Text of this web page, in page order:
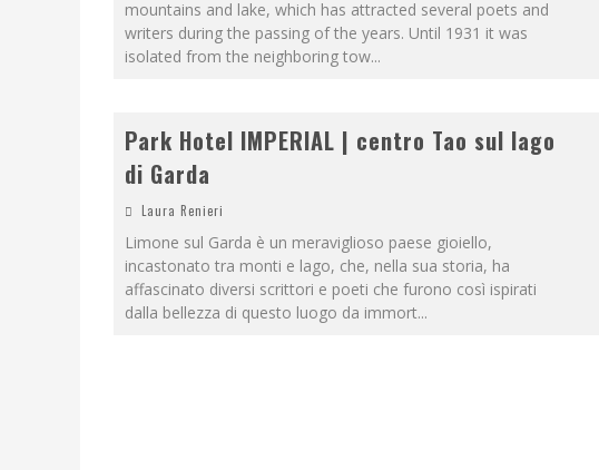
mountains and lake, which has attracted several poets and
writers during the passing of the years. Until 1931 it was
isolated from the neighboring tow...
Park Hotel IMPERIAL | centro Tao sul lago
di Garda
Laura Renieri
Limone sul Garda è un meraviglioso paese gioiello,
incastonato tra monti e lago, che, nella sua storia, ha
affascinato diversi scrittori e poeti che furono così ispirati
dalla bellezza di questo luogo da immort...